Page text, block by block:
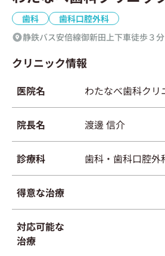
歯科
歯科口腔外科
静鉄バス安倍線御新田上下車徒歩３分
クリニック情報
医院名 わたなべ歯科クリ
院長名 渡邊 信介
診療科 歯科・歯科口腔外
得意な治療
対応可能な
治療